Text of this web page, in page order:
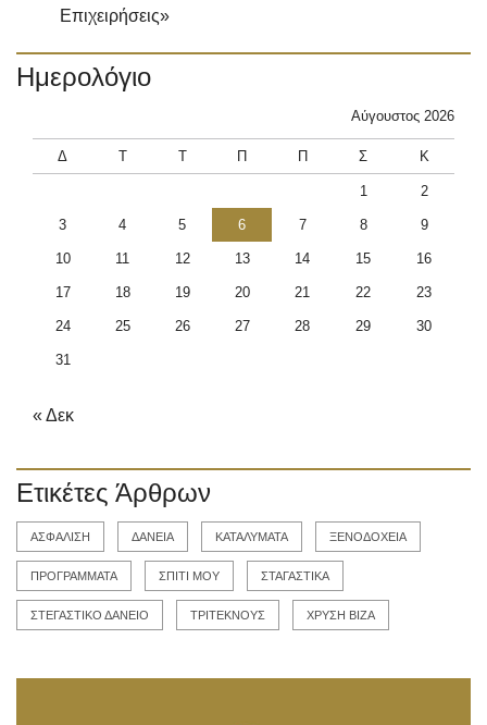
Επιχειρήσεις»
Ημερολόγιο
Αύγουστος 2026
Δ Τ Τ Π Π Σ Κ
1 2
3 4 5 6 7 8 9
10 11 12 13 14 15 16
17 18 19 20 21 22 23
24 25 26 27 28 29 30
31
« Δεκ
Ετικέτες Άρθρων
ΑΣΦΑΛΙΣΗ ΔΑΝΕΙΑ ΚΑΤΑΛΥΜΑΤΑ ΞΕΝΟΔΟΧΕΙΑ
ΠΡΟΓΡΑΜΜΑΤΑ ΣΠΙΤΙ ΜΟΥ ΣΤΑΓΑΣΤΙΚΑ
ΣΤΕΓΑΣΤΙΚΟ ΔΑΝΕΙΟ ΤΡΙΤΕΚΝΟΥΣ ΧΡΥΣΗ ΒΙΖΑ